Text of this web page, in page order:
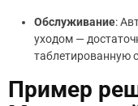
Обслуживание:
уходом —
таблетированную
Пример